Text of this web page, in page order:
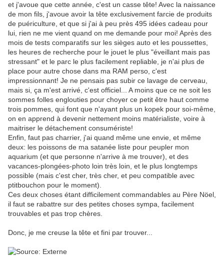
et j'avoue que cette année, c'est un casse tête! Avec la naissance
de mon fils, j'avoue avoir la tête exclusivement farcie de produits
de puériculture, et que si j'ai à peu près 495 idées cadeau pour
lui, rien ne me vient quand on me demande pour moi! Après des
mois de tests comparatifs sur les sièges auto et les poussettes,
les heures de recherche pour le jouet le plus "éveillant mais pas
stressant" et le parc le plus facilement repliable, je n'ai plus de
place pour autre chose dans ma RAM perso, c'est
impressionnant! Je ne pensais pas subir ce lavage de cerveau,
mais si, ça m'est arrivé, c'est officiel... A moins que ce ne soit les
sommes folles englouties pour choyer ce petit être haut comme
trois pommes, qui font que n'ayant plus un kopek pour soi-même,
on en apprend à devenir nettement moins matérialiste, voire à
maitriser le détachement consumériste!
Enfin, faut pas charrier, j'ai quand même une envie, et même
deux: les poissons de ma satanée liste pour peupler mon
aquarium (et que personne n'arrive à me trouver), et des
vacances-plongées-photo loin très loin, et le plus longtemps
possible (mais c'est cher, très cher, et peu compatible avec
ptitbouchon pour le moment).
Ces deux choses étant difficilement commandables au Père Nöel,
il faut se rabattre sur des petites choses sympa, facilement
trouvables et pas trop chères.
Donc, je me creuse la tête et fini par trouver...